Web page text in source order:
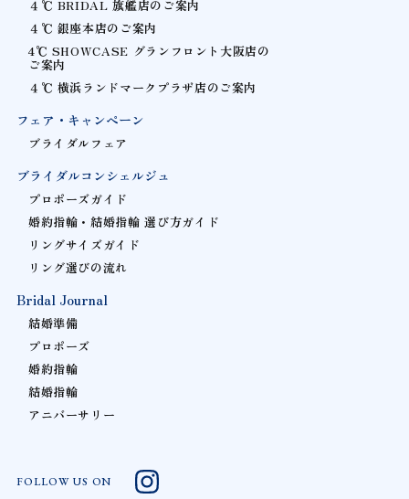
４℃ BRIDAL 旗艦店のご案内
４℃ 銀座本店のご案内
4℃ SHOWCASE グランフロント大阪店の
ご案内
４℃ 横浜ランドマークプラザ店のご案内
フェア・キャンペーン
ブライダルフェア
ブライダルコンシェルジュ
プロポーズガイド
婚約指輪・結婚指輪 選び方ガイド
リングサイズガイド
リング選びの流れ
Bridal Journal
結婚準備
プロポーズ
婚約指輪
結婚指輪
アニバーサリー
FOLLOW US ON